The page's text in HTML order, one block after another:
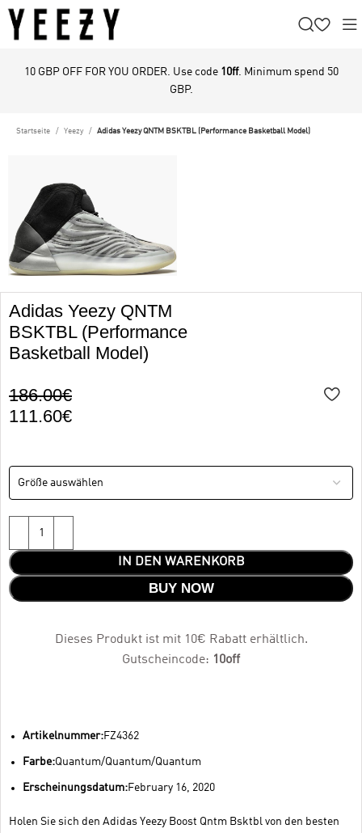
10 GBP OFF FOR YOU ORDER. Use code 10ff. Minimum spend 50
GBP.
Startseite Yeezy Adidas Yeezy QNTM BSKTBL (Performance Basketball Model)
Adidas Yeezy QNTM
BSKTBL (Performance
Basketball Model)
186.00€
111.60€
IN DEN WARENKORB
BUY NOW
Dieses Produkt ist mit 10€ Rabatt erhältlich.
Gutscheincode: 10off
Artikelnummer:FZ4362
Farbe:Quantum/Quantum/Quantum
Erscheinungsdatum:February 16, 2020
Holen Sie sich den Adidas Yeezy Boost Qntm Bsktbl von den besten